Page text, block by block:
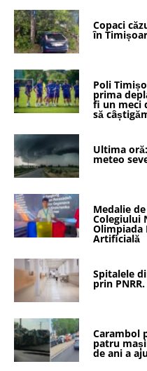
Copaci
în
Poli
prima
fi un meci
să
Ultima
meteo
Medalie
Colegiului
Olimpiada
Artificială
Spitalele
prin
Carambol
patru
de ani a